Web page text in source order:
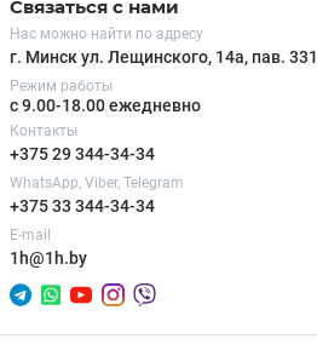
Связаться с нами
Нас можно найти по адресу
г. Минск ул. Лещинского, 14а, пав. 331
Режим работы
с 9.00-18.00 ежедневно
Контакты
+375 29 344-34-34
WhatsApp, Viber, Telegram
+375 33 344-34-34
E-mail
1h@1h.by